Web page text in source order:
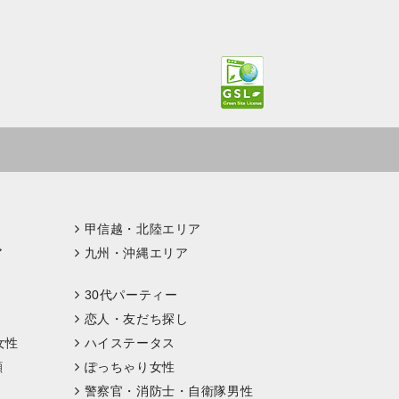
甲信越・北陸エリア
九州・沖縄エリア
30代パーティー
恋人・友だち探し
性
ハイステータス
ぽっちゃり女性
警察官・消防士・自衛隊男性